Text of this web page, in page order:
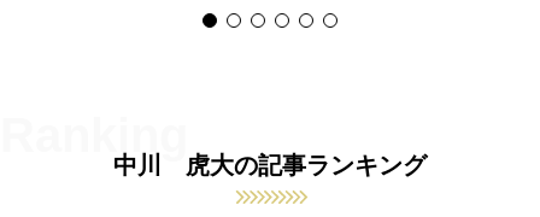
中川 虎大の記事ランキング